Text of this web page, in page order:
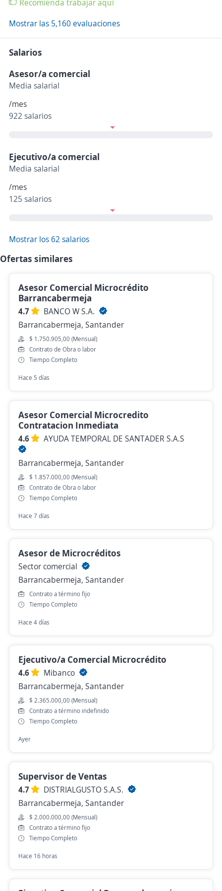
Recomienda trabajar aquí
Mostrar las 5,160 evaluaciones
Salarios
Asesor/a comercial
Media salarial
/mes
922 salarios
Ejecutivo/a comercial
Media salarial
/mes
125 salarios
Mostrar los 62 salarios
Ofertas similares
Asesor Comercial Microcrédito
Barrancabermeja
4.7
BANCO W S.A.
Barrancabermeja, Santander
$ 1.750.905,00 (Mensual)
Contrato de Obra o labor
Tiempo Completo
Hace 5 días
Asesor Comercial Microcredito
Contratacion Inmediata
4.6 AYUDA TEMPORAL DE SANTADER S.A.S
Barrancabermeja, Santander
$ 1.857.000,00 (Mensual)
Contrato de Obra o labor
Tiempo Completo
Hace 7 días
Asesor de Microcréditos
Sector comercial
Barrancabermeja, Santander
Contrato a término fijo
Tiempo Completo
Hace 4 días
Ejecutivo/a Comercial Microcrédito
4.6
Mibanco
Barrancabermeja, Santander
$ 2.365.000,00 (Mensual)
Contrato a término indefinido
Tiempo Completo
Ayer
Supervisor de Ventas
4.7
DISTRIALGUSTO S.A.S.
Barrancabermeja, Santander
$ 2.000.000,00 (Mensual)
Contrato a término fijo
Tiempo Completo
Hace 16 horas